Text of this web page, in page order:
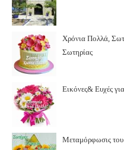
Χρόνια Πολλά,
Σωτηρίας
Εικόνες& Ευχές
Μεταμόρφωσις